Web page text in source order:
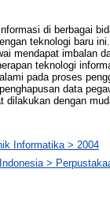
di berbagai
teknologi baru
mendapat imbalan
teknologi
pada proses
data
dengan
Informatika > 2004
>